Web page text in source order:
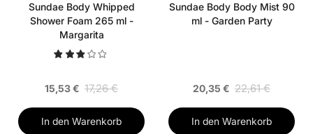
Sundae Body Whipped
Shower Foam 265 ml -
Margarita
15,53 € 17,26 €
In den Warenkorb
Sundae Body Body Mist 90
ml - Garden Party
20,35 € 22,61 €
In den Warenkorb